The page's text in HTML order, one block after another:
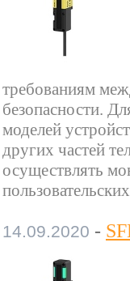
требованиям
безопасности.
моделей
других частей
осуществлять
14.09.2020 -